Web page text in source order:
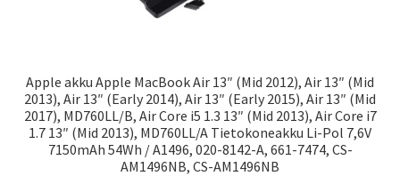
Apple akku Apple MacBook Air 13″ (Mid 2012), Air 13″ (Mid
2013), Air 13″ (Early 2014), Air 13″ (Early 2015), Air 13″ (Mid
2017), MD760LL/B, Air Core i5 1.3 13″ (Mid 2013), Air Core i7
1.7 13″ (Mid 2013), MD760LL/A Tietokoneakku Li-Pol 7,6V
7150mAh 54Wh / A1496, 020-8142-A, 661-7474, CS-
AM1496NB, CS-AM1496NB